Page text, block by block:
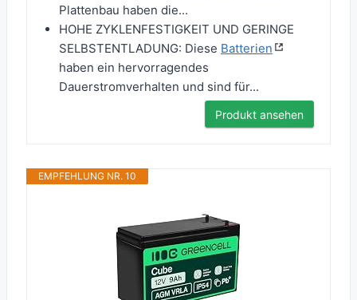
Plattenbau haben die...
HOHE ZYKLENFESTIGKEIT UND GERINGE
SELBSTENTLADUNG: Diese Batterien
haben ein hervorragendes
Dauerstromverhalten und sind für...
Produkt ansehen
EMPFEHLUNG NR. 10